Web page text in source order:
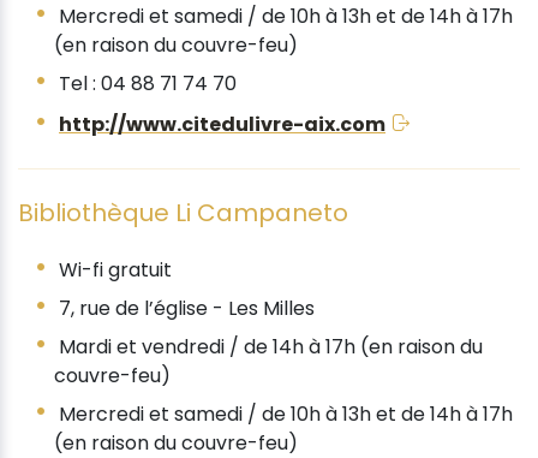
Mercredi et samedi / de 10h à 13h et de 14h à 17h
(en raison du couvre-feu)
Tel : 04 88 71 74 70
http://www.citedulivre-aix.com
Bibliothèque Li Campaneto
Wi-fi gratuit
7, rue de l’église - Les Milles
Mardi et vendredi / de 14h à 17h (en raison du
couvre-feu)
Mercredi et samedi / de 10h à 13h et de 14h à 17h
(en raison du couvre-feu)